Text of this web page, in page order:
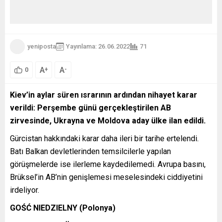
yeniposta Yayınlama: 26.06.2022 71
0 A+ A-
Kiev’in aylar süren ısrarının ardından nihayet karar
verildi: Perşembe günü gerçekleştirilen AB
zirvesinde, Ukrayna ve Moldova aday ülke ilan edildi.
Gürcistan hakkındaki karar daha ileri bir tarihe ertelendi.
Batı Balkan devletlerinden temsilcilerle yapılan
görüşmelerde ise ilerleme kaydedilemedi. Avrupa basını,
Brüksel’in AB’nin genişlemesi meselesindeki ciddiyetini
irdeliyor.
GOŚĆ NIEDZIELNY (Polonya)